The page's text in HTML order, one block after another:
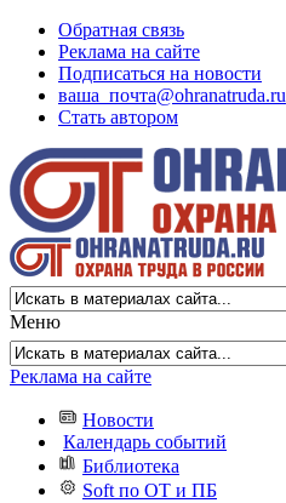
Обратная связь
Реклама на сайте
Подписаться на новости
ваша_почта@ohranatruda.ru
Стать автором
Меню
Реклама на сайте
Новости
Календарь событий
Библиотека
Soft по ОТ и ПБ